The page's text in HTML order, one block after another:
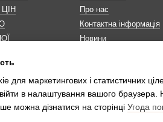
Про нас
Контактна інформація
Новини
маркетингових і статистичних
в налаштування вашого браузера.
можна дізнатися на сторінці Угода